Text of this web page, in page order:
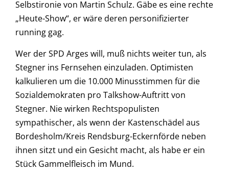
Selbstironie von Martin Schulz. Gäbe es eine rechte
„Heute-Show“, er wäre deren personifizierter
running gag.
Wer der SPD Arges will, muß nichts weiter tun, als
Stegner ins Fernsehen einzuladen. Optimisten
kalkulieren um die 10.000 Minusstimmen für die
Sozialdemokraten pro Talkshow-Auftritt von
Stegner. Nie wirken Rechtspopulisten
sympathischer, als wenn der Kastenschädel aus
Bordesholm/Kreis Rendsburg-Eckernförde neben
ihnen sitzt und ein Gesicht macht, als habe er ein
Stück Gammelfleisch im Mund.